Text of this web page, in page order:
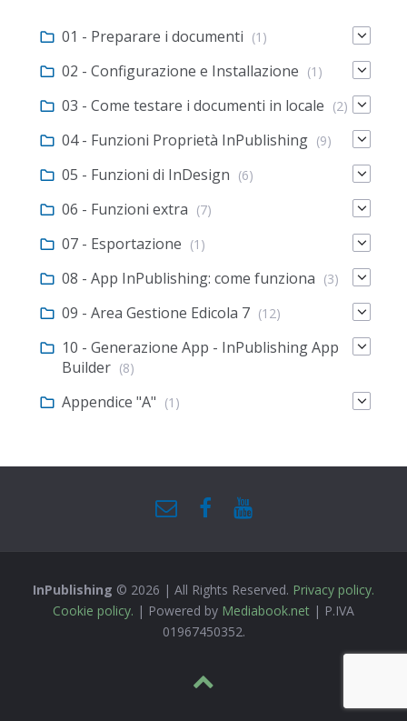
01 - Preparare i documenti (1)
02 - Configurazione e Installazione (1)
03 - Come testare i documenti in locale (2)
04 - Funzioni Proprietà InPublishing (9)
05 - Funzioni di InDesign (6)
06 - Funzioni extra (7)
07 - Esportazione (1)
08 - App InPublishing: come funziona (3)
09 - Area Gestione Edicola 7 (12)
10 - Generazione App - InPublishing App
Builder (8)
Appendice "A" (1)
InPublishing © 2026 | All Rights Reserved. Privacy policy.
Cookie policy. | Powered by Mediabook.net | P.IVA
01967450352.